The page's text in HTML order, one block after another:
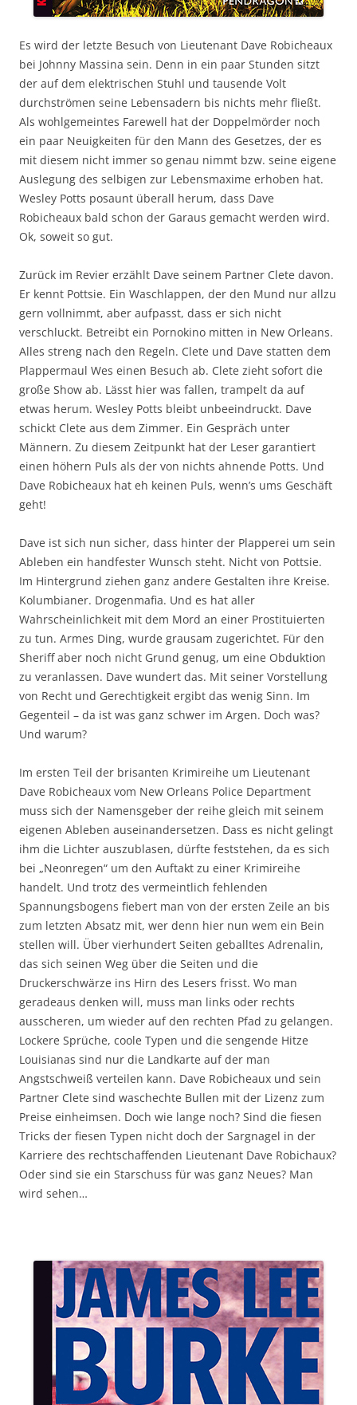
Es wird der letzte Besuch von Lieutenant Dave Robicheaux
bei Johnny Massina sein. Denn in ein paar Stunden sitzt
der auf dem elektrischen Stuhl und tausende Volt
durchströmen seine Lebensadern bis nichts mehr fließt.
Als wohlgemeintes Farewell hat der Doppelmörder noch
ein paar Neuigkeiten für den Mann des Gesetzes, der es
mit diesem nicht immer so genau nimmt bzw. seine eigene
Auslegung des selbigen zur Lebensmaxime erhoben hat.
Wesley Potts posaunt überall herum, dass Dave
Robicheaux bald schon der Garaus gemacht werden wird.
Ok, soweit so gut.
Zurück im Revier erzählt Dave seinem Partner Clete davon.
Er kennt Pottsie. Ein Waschlappen, der den Mund nur allzu
gern vollnimmt, aber aufpasst, dass er sich nicht
verschluckt. Betreibt ein Pornokino mitten in New Orleans.
Alles streng nach den Regeln. Clete und Dave statten dem
Plappermaul Wes einen Besuch ab. Clete zieht sofort die
große Show ab. Lässt hier was fallen, trampelt da auf
etwas herum. Wesley Potts bleibt unbeeindruckt. Dave
schickt Clete aus dem Zimmer. Ein Gespräch unter
Männern. Zu diesem Zeitpunkt hat der Leser garantiert
einen höhern Puls als der von nichts ahnende Potts. Und
Dave Robicheaux hat eh keinen Puls, wenn’s ums Geschäft
geht!
Dave ist sich nun sicher, dass hinter der Plapperei um sein
Ableben ein handfester Wunsch steht. Nicht von Pottsie.
Im Hintergrund ziehen ganz andere Gestalten ihre Kreise.
Kolumbianer. Drogenmafia. Und es hat aller
Wahrscheinlichkeit mit dem Mord an einer Prostituierten
zu tun. Armes Ding, wurde grausam zugerichtet. Für den
Sheriff aber noch nicht Grund genug, um eine Obduktion
zu veranlassen. Dave wundert das. Mit seiner Vorstellung
von Recht und Gerechtigkeit ergibt das wenig Sinn. Im
Gegenteil – da ist was ganz schwer im Argen. Doch was?
Und warum?
Im ersten Teil der brisanten Krimireihe um Lieutenant
Dave Robicheaux vom New Orleans Police Department
muss sich der Namensgeber der reihe gleich mit seinem
eigenen Ableben auseinandersetzen. Dass es nicht gelingt
ihm die Lichter auszublasen, dürfte feststehen, da es sich
bei „Neonregen“ um den Auftakt zu einer Krimireihe
handelt. Und trotz des vermeintlich fehlenden
Spannungsbogens fiebert man von der ersten Zeile an bis
zum letzten Absatz mit, wer denn hier nun wem ein Bein
stellen will. Über vierhundert Seiten geballtes Adrenalin,
das sich seinen Weg über die Seiten und die
Druckerschwärze ins Hirn des Lesers frisst. Wo man
geradeaus denken will, muss man links oder rechts
ausscheren, um wieder auf den rechten Pfad zu gelangen.
Lockere Sprüche, coole Typen und die sengende Hitze
Louisianas sind nur die Landkarte auf der man
Angstschweiß verteilen kann. Dave Robicheaux und sein
Partner Clete sind waschechte Bullen mit der Lizenz zum
Preise einheimsen. Doch wie lange noch? Sind die fiesen
Tricks der fiesen Typen nicht doch der Sargnagel in der
Karriere des rechtschaffenden Lieutenant Dave Robichaux?
Oder sind sie ein Starschuss für was ganz Neues? Man
wird sehen…